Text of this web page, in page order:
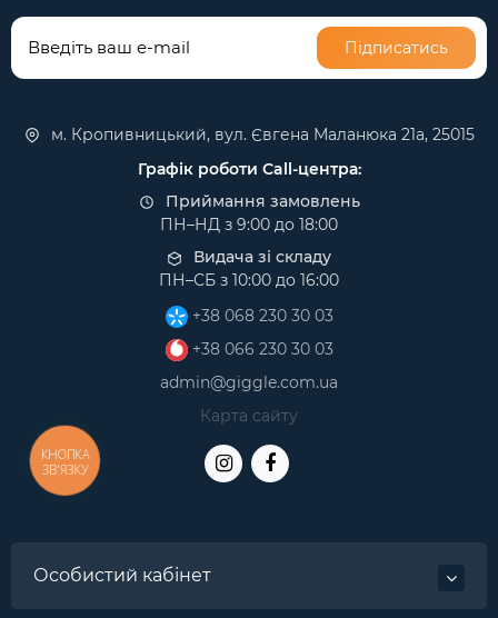
Підписатись
м. Кропивницький, вул. Євгена Маланюка 21а, 25015
Графік роботи Call-центра:
Приймання замовлень
ПН–НД з 9:00 до 18:00
Видача зі складу
ПН–СБ з 10:00 до 16:00
+38 068 230 30 03
+38 066 230 30 03
admin@giggle.com.ua
Карта сайту
Особистий кабінет
КНОПКА
ЗВ'ЯЗКУ